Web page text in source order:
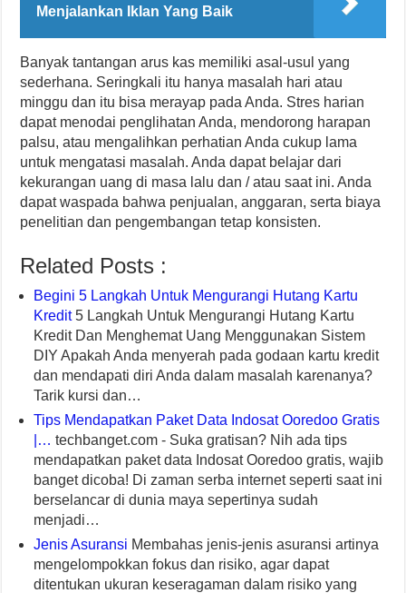
Menjalankan Iklan Yang Baik
Banyak tantangan arus kas memiliki asal-usul yang
sederhana. Seringkali itu hanya masalah hari atau
minggu dan itu bisa merayap pada Anda. Stres harian
dapat menodai penglihatan Anda, mendorong harapan
palsu, atau mengalihkan perhatian Anda cukup lama
untuk mengatasi masalah. Anda dapat belajar dari
kekurangan uang di masa lalu dan / atau saat ini. Anda
dapat waspada bahwa penjualan, anggaran, serta biaya
penelitian dan pengembangan tetap konsisten.
Related Posts :
Begini 5 Langkah Untuk Mengurangi Hutang Kartu
Kredit5 Langkah Untuk Mengurangi Hutang Kartu
Kredit Dan Menghemat Uang Menggunakan Sistem
DIY Apakah Anda menyerah pada godaan kartu kredit
dan mendapati diri Anda dalam masalah karenanya?
Tarik kursi dan…
Tips Mendapatkan Paket Data Indosat Ooredoo Gratis
|… techbanget.com - Suka gratisan? Nih ada tips
mendapatkan paket data Indosat Ooredoo gratis, wajib
banget dicoba! Di zaman serba internet seperti saat ini
berselancar di dunia maya sepertinya sudah
menjadi…
Jenis Asuransi Membahas jenis-jenis asuransi artinya
mengelompokkan fokus dan risiko, agar dapat
ditentukan ukuran keseragaman dalam risiko yang